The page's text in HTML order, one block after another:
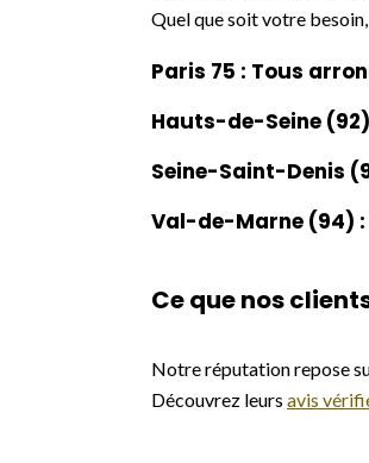
Quel que soit votre
Paris 75 : Tous
Hauts-de-Seine
Seine-Saint-Denis
Val-de-Marne (94) :
Ce que nos
Notre réputation repose
Découvrez leurs avis